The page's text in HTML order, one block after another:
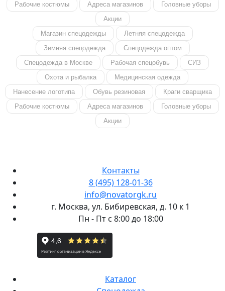
Рабочие костюмы Адреса магазинов
Головные уборы
Акции
Магазин спецодежды
Летняя спецодежда
Зимняя спецодежда
Спецодежда оптом
Спецодежда в Москве
Рабочая спецобувь
СИЗ
Охота и рыбалка
Медицинская одежда
Нанесение логотипа
Обувь резиновая
Краги сварщика
Рабочие костюмы
Адреса магазинов
Головные уборы
Акции
Контакты
8 (495) 128-01-36
info@novatorgk.ru
г. Москва, ул. Бибиревская, д. 10 к 1
Пн - Пт с 8:00 до 18:00
Каталог